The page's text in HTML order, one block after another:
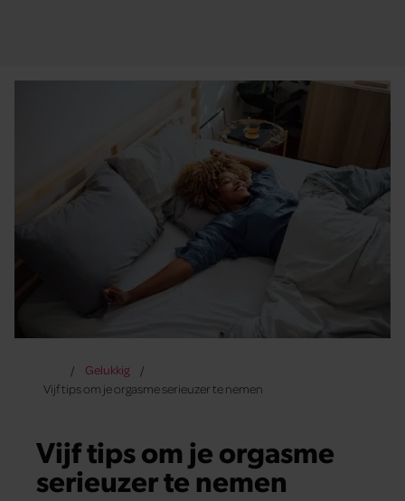
Gelukkig
Vijf tips om je orgasme serieuzer te nemen
Vijf tips om je orgasme
serieuzer te nemen